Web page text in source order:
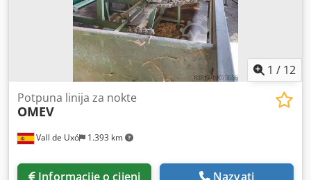
1 / 12
Vall de Uxó 1.393 km
Potpuna linija za nokte
OMEV
Informacije o cijeni Nazvati